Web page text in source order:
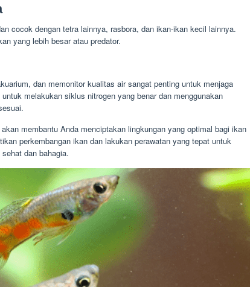
cocok dengan tetra lainnya, rasbora, dan ikan-ikan kecil lainnya.
yang lebih besar atau predator.
dan memonitor kualitas air sangat penting untuk menjaga
melakukan siklus nitrogen yang benar dan menggunakan
membantu Anda menciptakan lingkungan yang optimal bagi ikan
perkembangan ikan dan lakukan perawatan yang tepat untuk
dan bahagia.